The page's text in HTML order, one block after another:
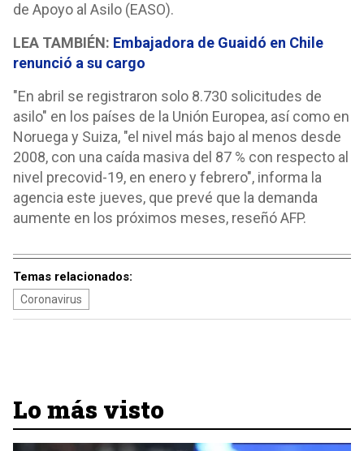
de Apoyo al Asilo (EASO).
LEA TAMBIÉN: Embajadora de Guaidó en Chile
renunció a su cargo
"En abril se registraron solo 8.730 solicitudes de
asilo" en los países de la Unión Europea, así como en
Noruega y Suiza, "el nivel más bajo al menos desde
2008, con una caída masiva del 87 % con respecto al
nivel precovid-19, en enero y febrero", informa la
agencia este jueves, que prevé que la demanda
aumente en los próximos meses, reseñó AFP.
Temas relacionados:
Coronavirus
Lo más visto